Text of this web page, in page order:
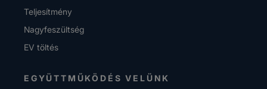
Teljesítmény
Nagyfeszültség
EV töltés
EGYÜTTMŰKÖDÉS VELÜNK